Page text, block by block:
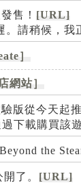
售！ [URL]
請稍候，我
］
網站］
版從今天起
下載購買該
the
了。 [URL]